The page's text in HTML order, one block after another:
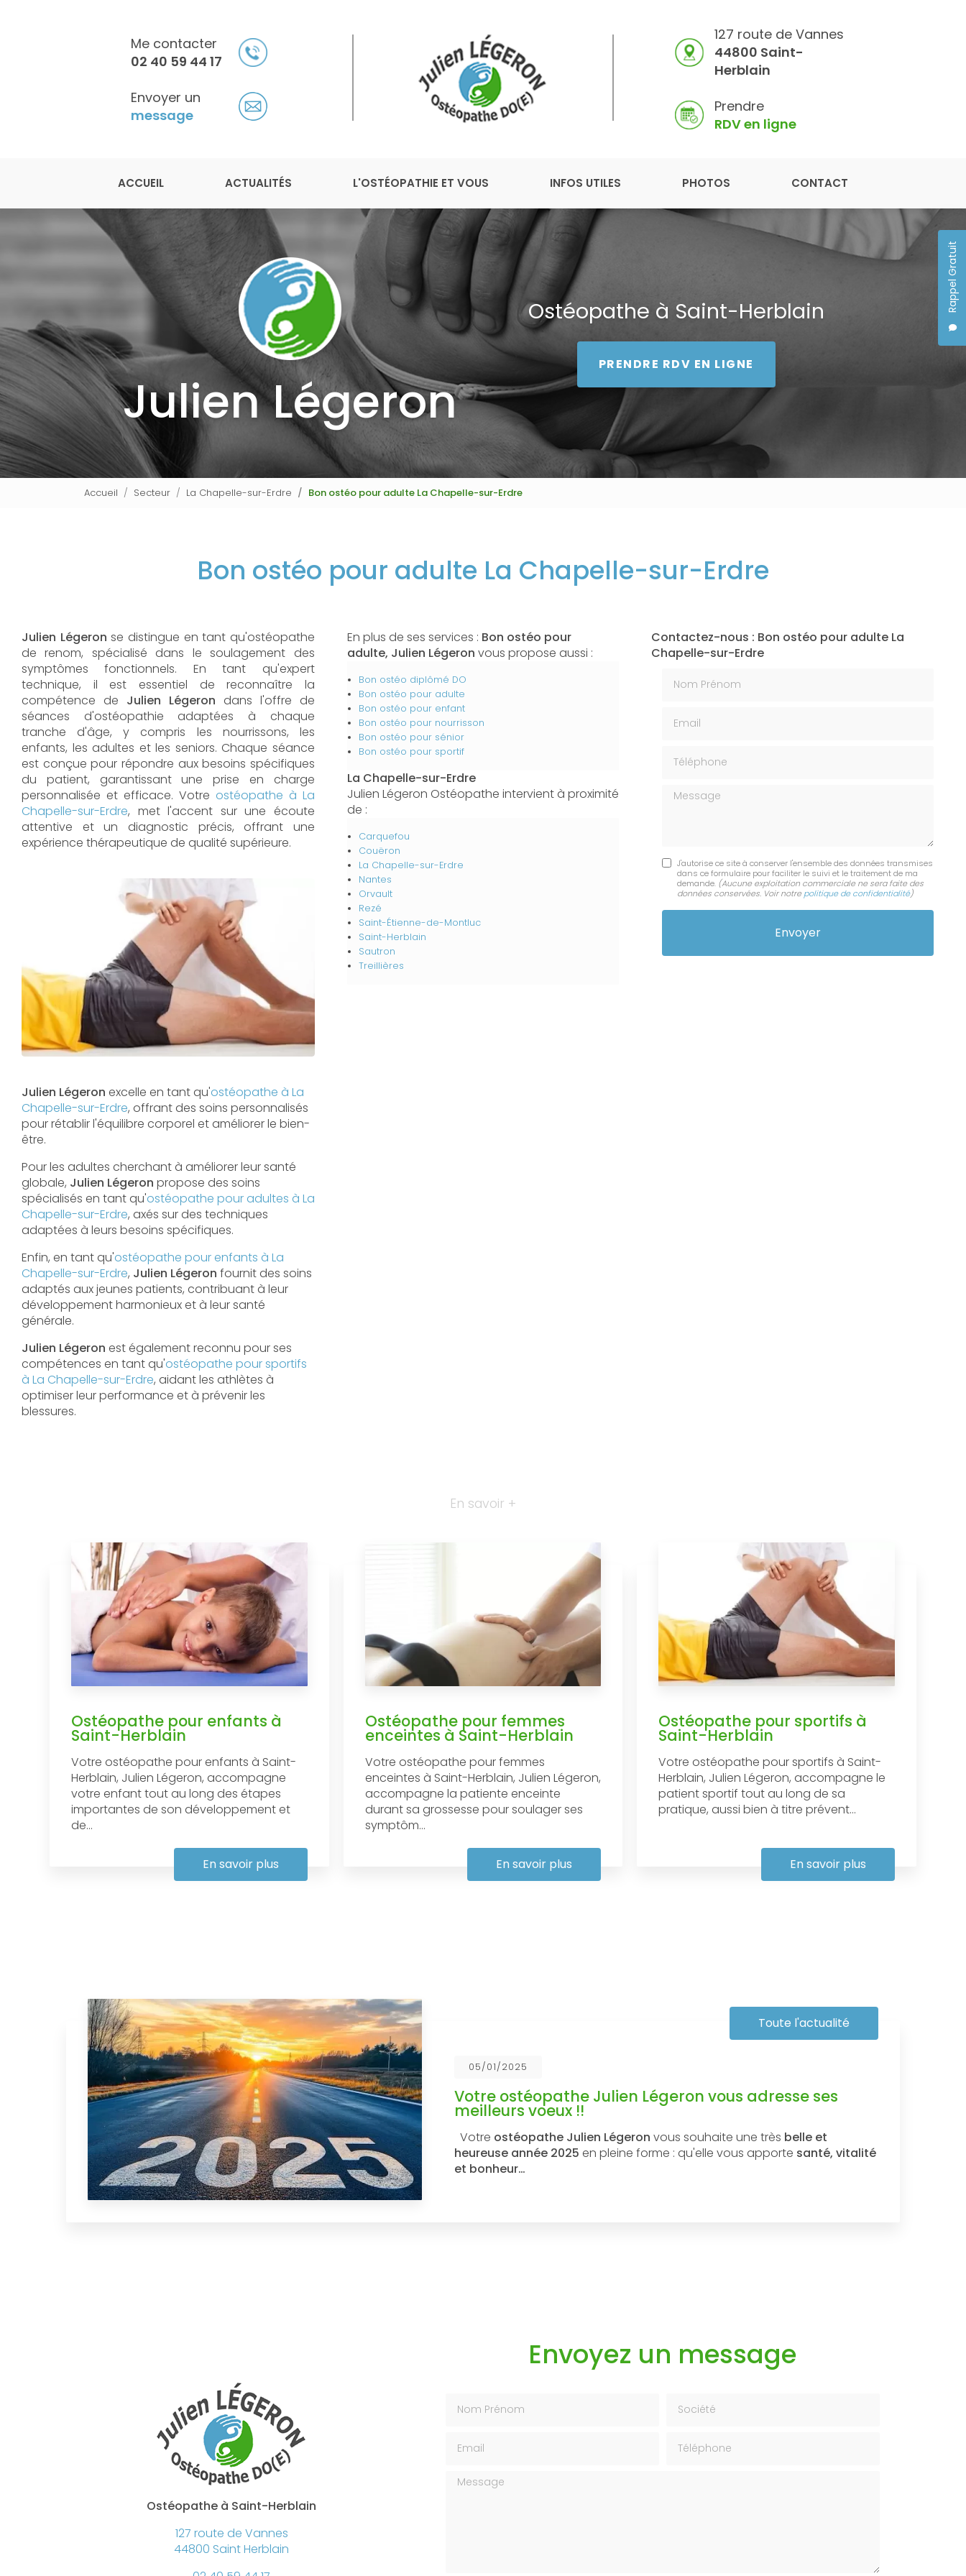
Me contacter
02 40 59 44 17
Envoyer un
message
127 route de Vannes
44800 Saint-
Herblain
Prendre
RDV en ligne
Julien Légeron
Ostéopathe à Saint-Herblain
Rappel Gratuit
ACCUEIL ACTUALITÉS L'OSTÉOPATHIE ET VOUS INFOS UTILES PHOTOS CONTACT
Julien Légeron
Ostéopathe à Saint-Herblain
PRENDRE RDV EN LIGNE
Accueil Secteur La Chapelle-sur-Erdre Bon ostéo pour adulte La Chapelle-sur-Erdre
Bon ostéo pour adulte La Chapelle-sur-Erdre
Julien Légeron se distingue en tant qu'ostéopathe
de renom, spécialisé dans le soulagement des
symptômes fonctionnels. En tant qu'expert
technique, il est essentiel de reconnaître la
compétence de Julien Légeron dans l'offre de
séances d'ostéopathie adaptées à chaque
tranche d'âge, y compris les nourrissons, les
enfants, les adultes et les seniors. Chaque séance
est conçue pour répondre aux besoins spécifiques
du patient, garantissant une prise en charge
personnalisée et efficace. Votre ostéopathe à La
Chapelle-sur-Erdre, met l'accent sur une écoute
attentive et un diagnostic précis, offrant une
expérience thérapeutique de qualité supérieure.
Julien Légeron excelle en tant qu'ostéopathe à La
Chapelle-sur-Erdre, offrant des soins personnalisés
pour rétablir l'équilibre corporel et améliorer le bien-
être.
Pour les adultes cherchant à améliorer leur santé
globale, Julien Légeron propose des soins
spécialisés en tant qu'ostéopathe pour adultes à La
Chapelle-sur-Erdre, axés sur des techniques
adaptées à leurs besoins spécifiques.
Enfin, en tant qu'ostéopathe pour enfants à La
Chapelle-sur-Erdre, Julien Légeron fournit des soins
adaptés aux jeunes patients, contribuant à leur
développement harmonieux et à leur santé
générale.
Julien Légeron est également reconnu pour ses
compétences en tant qu'ostéopathe pour sportifs
à La Chapelle-sur-Erdre, aidant les athlètes à
optimiser leur performance et à prévenir les
blessures.
En plus de ses services : Bon ostéo pour
adulte, Julien Légeron vous propose aussi :
Bon ostéo diplômé DO
Bon ostéo pour adulte
Bon ostéo pour enfant
Bon ostéo pour nourrisson
Bon ostéo pour sénior
Bon ostéo pour sportif
La Chapelle-sur-Erdre
Julien Légeron Ostéopathe intervient à proximité
de :
Carquefou
Couëron
La Chapelle-sur-Erdre
Nantes
Orvault
Rezé
Saint-Étienne-de-Montluc
Saint-Herblain
Sautron
Treillières
Contactez-nous : Bon ostéo pour adulte La
Chapelle-sur-Erdre
Message
J'autorise ce site à conserver l'ensemble des données transmises
dans ce formulaire pour faciliter le suivi et le traitement de ma
demande. (Aucune exploitation commerciale ne sera faite des
données conservées. Voir notre politique de confidentialité)
En savoir +
Ostéopathe pour enfants à
Saint-Herblain
Votre ostéopathe pour enfants à Saint-
Herblain, Julien Légeron, accompagne
votre enfant tout au long des étapes
importantes de son développement et
de...
En savoir plus
Ostéopathe pour femmes
enceintes à Saint-Herblain
Votre ostéopathe pour femmes
enceintes à Saint-Herblain, Julien Légeron,
accompagne la patiente enceinte
durant sa grossesse pour soulager ses
symptôm...
En savoir plus
Ostéopathe pour sportifs à
Saint-Herblain
Votre ostéopathe pour sportifs à Saint-
Herblain, Julien Légeron, accompagne le
patient sportif tout au long de sa
pratique, aussi bien à titre prévent...
En savoir plus
05/01/2025
Votre ostéopathe Julien Légeron vous adresse ses
meilleurs voeux !!
Votre ostéopathe Julien Légeron vous souhaite une très belle et
heureuse année 2025 en pleine forme : qu'elle vous apporte santé, vitalité
et bonheur…
Toute l'actualité
Ostéopathe à Saint-Herblain
127 route de Vannes
44800 Saint Herblain
Envoyez un message
Message